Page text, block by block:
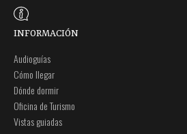
INFORMACIÓN
Audioguías
Cómo llegar
Dónde dormir
Oficina de Turismo
Vistas guiadas